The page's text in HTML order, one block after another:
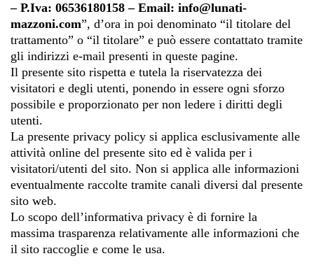
– P.Iva: 06536180158 – Email: info@lunati-
mazzoni.com”, d’ora in poi denominato “il titolare del
trattamento” o “il titolare” e può essere contattato tramite
gli indirizzi e-mail presenti in queste pagine.
Il presente sito rispetta e tutela la riservatezza dei
visitatori e degli utenti, ponendo in essere ogni sforzo
possibile e proporzionato per non ledere i diritti degli
utenti.
La presente privacy policy si applica esclusivamente alle
attività online del presente sito ed è valida per i
visitatori/utenti del sito. Non si applica alle informazioni
eventualmente raccolte tramite canali diversi dal presente
sito web.
Lo scopo dell’informativa privacy è di fornire la
massima trasparenza relativamente alle informazioni che
il sito raccoglie e come le usa.